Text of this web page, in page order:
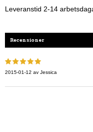
Leveranstid 2-14
Recensioner
2015-01-12 av Jessica